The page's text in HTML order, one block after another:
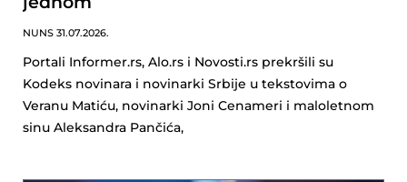
NUNS 31.07.2026.
Portali Informer.rs, Alo.rs i Novosti.rs prekršili su
Kodeks novinara i novinarki Srbije u tekstovima o
Veranu Matiću, novinarki Joni Cenameri i maloletnom
sinu Aleksandra Pančića,